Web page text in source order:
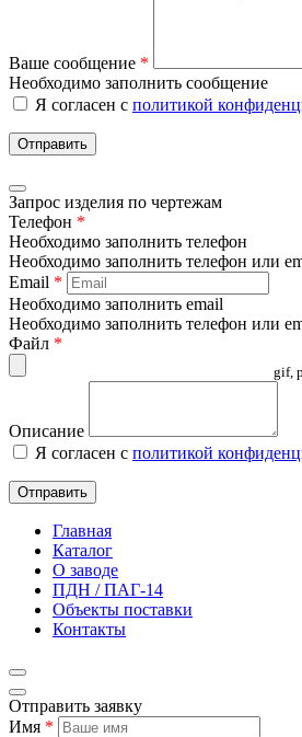
Ваше сообщение *
Необходимо заполнить сообщение
Я согласен с политикой
Отправить
Запрос изделия по чертежам
Телефон *
Необходимо заполнить телефон
Необходимо заполнить телефон или
Email *
Необходимо заполнить email
Необходимо заполнить телефон или
Файл *
gif,
Описание
Я согласен с политикой
Отправить
Главная
Каталог
О заводе
ПДН / ПАГ-14
Объекты поставки
Контакты
Отправить заявку
Имя *